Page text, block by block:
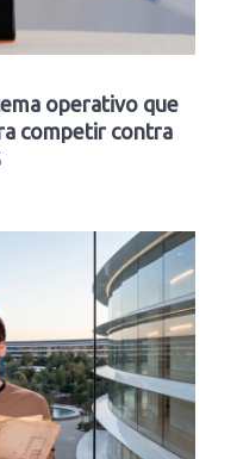
operativo que
competir contra